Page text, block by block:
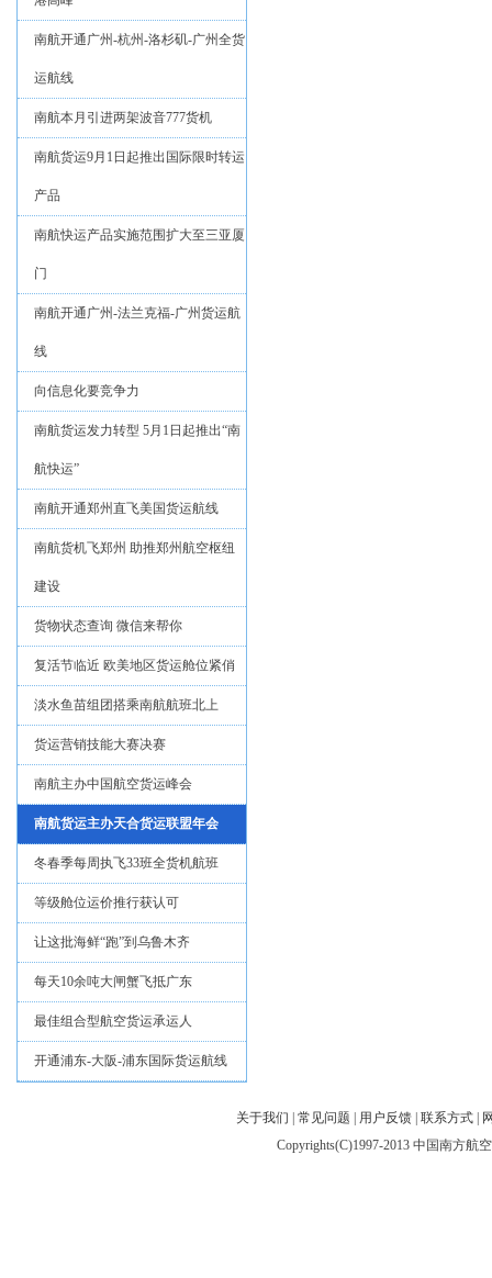
南航开通广州-杭州-洛杉矶-广州全货
运航线
南航本月引进两架波音777货机
南航货运9月1日起推出国际限时转运
产品
南航快运产品实施范围扩大至三亚厦
门
南航开通广州-法兰克福-广州货运航
线
向信息化要竞争力
南航货运发力转型 5月1日起推出“南
航快运”
南航开通郑州直飞美国货运航线
南航货机飞郑州 助推郑州航空枢纽
建设
货物状态查询 微信来帮你
复活节临近 欧美地区货运舱位紧俏
淡水鱼苗组团搭乘南航航班北上
货运营销技能大赛决赛
南航主办中国航空货运峰会
南航货运主办天合货运联盟年会
冬春季每周执飞33班全货机航班
等级舱位运价推行获认可
让这批海鲜“跑”到乌鲁木齐
每天10余吨大闸蟹飞抵广东
最佳组合型航空货运承运人
开通浦东-大阪-浦东国际货运航线
关于我们 常见问题 用户反馈| 联系方式|
Copyrights(C)1997-2013 中国南方航